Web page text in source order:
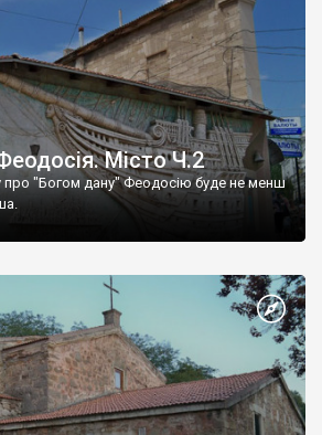
Місто Ч.2
про "Богом дану" Феодосію буде не менш